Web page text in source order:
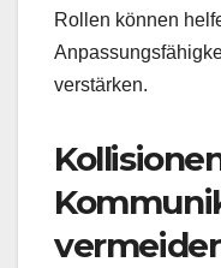
Rollen können
verstärken.